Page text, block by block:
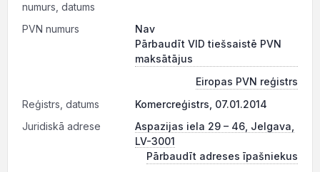
numurs, datums
PVN numurs
Nav
Pārbaudīt VID tiešsaistē PVN
maksātājus
Eiropas PVN reģistrs
Reģistrs, datums
Komercreģistrs, 07.01.2014
Juridiskā adrese
Aspazijas iela 29 – 46, Jelgava,
LV-3001
Pārbaudīt adreses īpašniekus